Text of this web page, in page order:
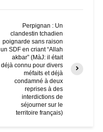
Perpignan : Un
clandestin tchadien
poignarde sans raison
un SDF en criant “Allah
akbar” (MàJ: il était
déjà connu pour divers
méfaits et déjà
condamné à deux
reprises à des
interdictions de
séjourner sur le
territoire français)